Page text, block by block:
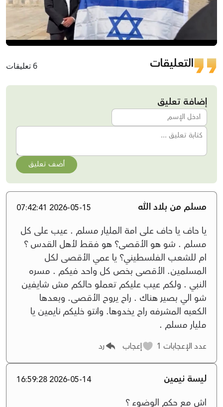
Video
التعليقات 6 تعليقات
إضافة تعليق
أضف تعليق
مسلم من بلاد الله 2026-05-15 07:42:41
يا حاف يا حاف على امة المليار مسلم . عيب على كل
مسلم . شو هو الأقصى؟ هو فقط لأهل القدس ؟
ام للشعب الفلسطيني؟ يا عمي الأقصى لكل
المسلمين. الأقصى بخص كل واحد فيكم . مسره
النبي . ولكم عيب عليكم تعملو حالكم مش شايفين
شو الي بصير هناك . راح يروح الأقصى. وبعدها
الكعبه المشرفه راح يخدوها. وانتو خليكم نايمين يا
مليار مسلم .
عدد الإعجابات إعجاب رد
ليسة نيمين 2026-05-14 16:59:28
اش مع حكم الوضوء ؟